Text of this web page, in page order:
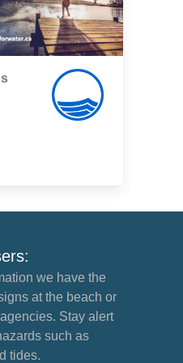
we have the
at the beach or
Stay alert
such as
tides.